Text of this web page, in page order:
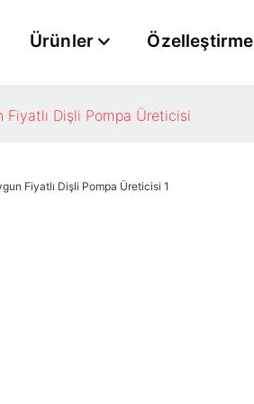
Ürünler Özelleştirme
Fiyatlı Dişli Pompa Üreticisi